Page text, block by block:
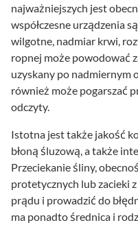
najważniejszych jest
współczesne urządzenia
wilgotne, nadmiar krwi,
ropnej może powodować
uzyskany po nadmiernym
również może pogarszać
odczyty.
Istotna jest także jakość
błoną śluzową, a także
Przeciekanie śliny,
protetycznych lub zacieki
prądu i prowadzić do
ma ponadto średnica i